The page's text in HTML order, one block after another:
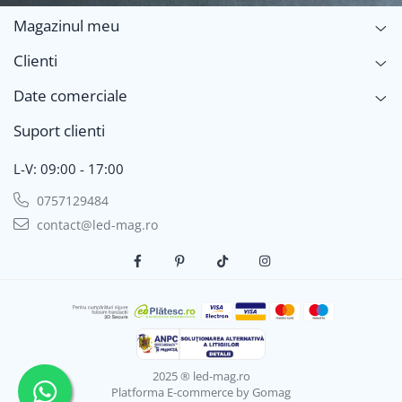
Magazinul meu
Clienti
Date comerciale
Suport clienti
L-V: 09:00 - 17:00
0757129484
contact@led-mag.ro
2025 ® led-mag.ro
Platforma E-commerce by Gomag